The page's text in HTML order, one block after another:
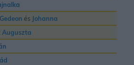
Gedeon és Johanna
Auguszta